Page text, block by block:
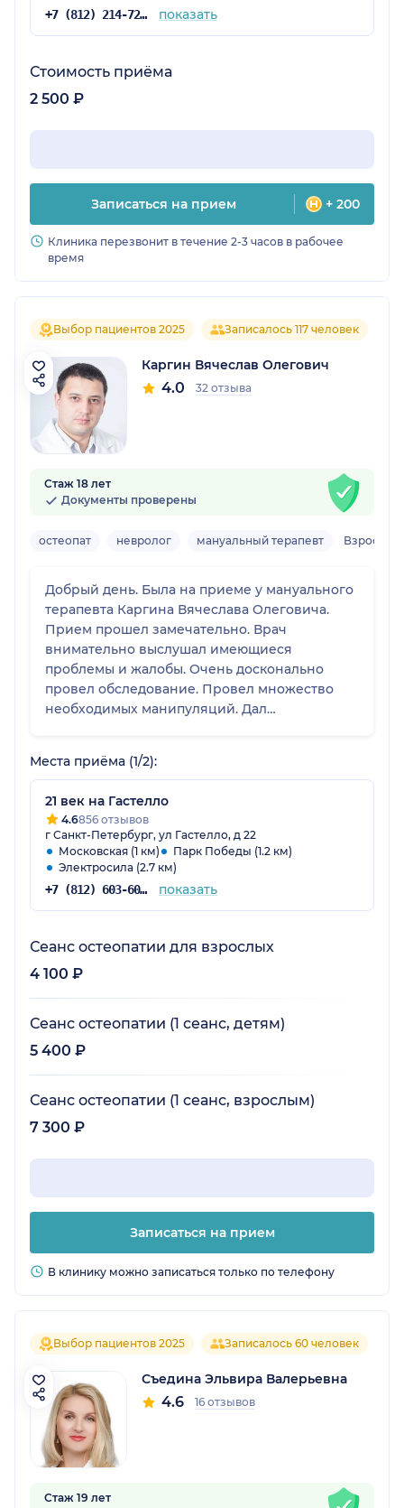
+7 (812) 214-72-50 показать
Стоимость приёма
2 500 ₽
Записаться на прием + 200
Клиника перезвонит в течение 2-3 часов в рабочее
время
Выбор пациентов 2025 Записалось 117 человек
Каргин Вячеслав Олегович
4.0 32 отзыва
Стаж 18 лет
Документы проверены
остеопат невролог мануальный терапевт Взрослый
Добрый день. Была на приеме у мануального
терапевта Каргина Вячеслава Олеговича.
Прием прошел замечательно. Врач
внимательно выслушал имеющиеся
проблемы и жалобы. Очень досконально
провел обследование. Провел множество
необходимых манипуляций. Дал
Внимательный, профессиональный,
Места приёма (1/2):
21 век на Гастелло
4.6856 отзывов
г Санкт-Петербург, ул Гастелло, д 22
Московская (1 км)
Парк Победы (1.2 км)
Электросила (2.7 км)
+7 (812) 603-60-42 показать
Сеанс остеопатии для взрослых
4 100 ₽
Сеанс остеопатии (1 сеанс, детям)
5 400 ₽
Сеанс остеопатии (1 сеанс, взрослым)
7 300 ₽
Записаться на прием
В клинику можно записаться только по телефону
Выбор пациентов 2025 Записалось 60 человек
Съедина Эльвира Валерьевна
4.6 16 отзывов
Стаж 19 лет